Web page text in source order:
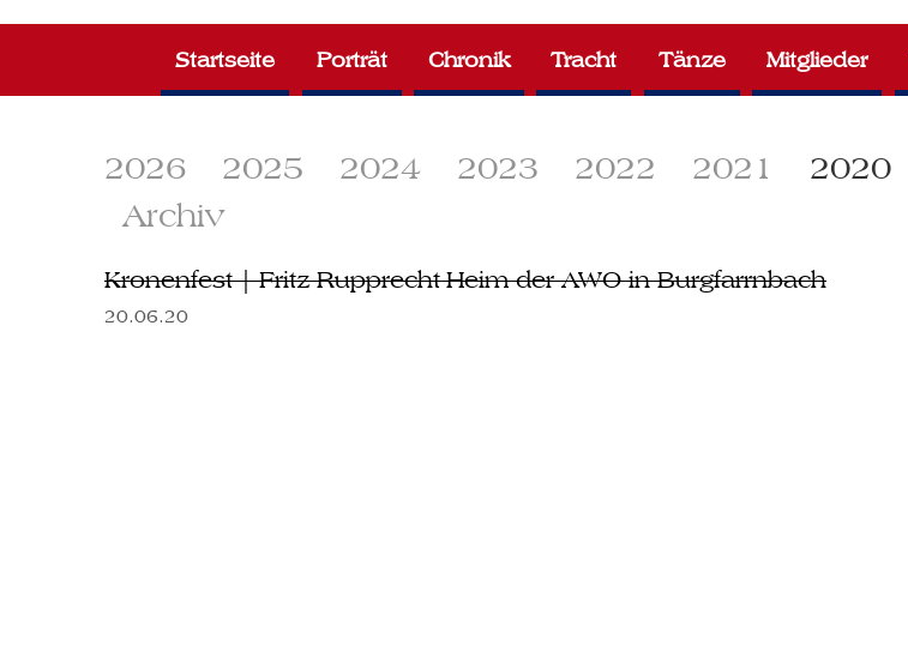
2026 2025 2024 2023 2022 2021 2020
Archiv
Startseite Porträt Chronik Tracht Tänze Mitglieder
Kronenfest | Fritz-Rupprecht-Heim der AWO in Burgfarrnbach
20.06.20